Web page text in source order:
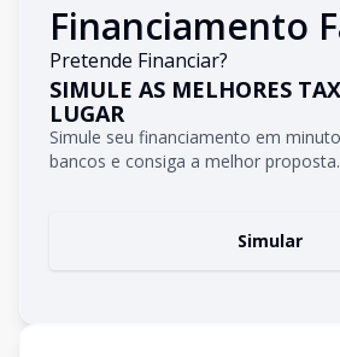
Financiamento
Pretende Financiar?
SIMULE AS MELHORES
LUGAR
Simule seu financiamento em
bancos e consiga a melhor proposta.
Simular